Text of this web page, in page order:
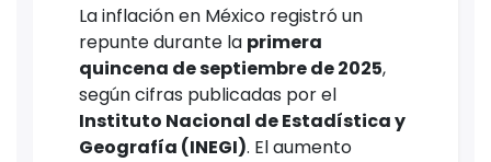
La inflación en México registró un
repunte durante la primera
quincena de septiembre de 2025,
según cifras publicadas por el
Instituto Nacional de Estadística y
Geografía (INEGI). El aumento